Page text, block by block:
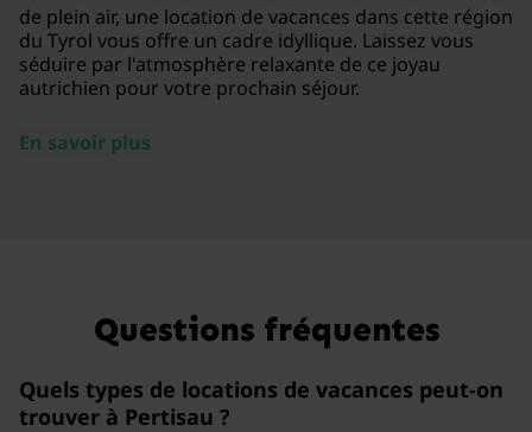
de plein air, une location de vacances dans cette région
du Tyrol vous offre un cadre idyllique. Laissez vous
séduire par l'atmosphère relaxante de ce joyau
autrichien pour votre prochain séjour.
En savoir plus
Questions fréquentes
Quels types de locations de vacances peut-on
trouver à Pertisau ?